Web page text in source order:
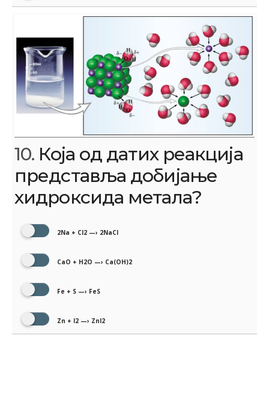
10. Која од датих реакција
представља добијање
хидроксида метала?
2Na + Cl2 —› 2NaCl
CaO + H2O —› Ca(OH)2
Fe + S —› FeS
Zn + I2 —› ZnI2